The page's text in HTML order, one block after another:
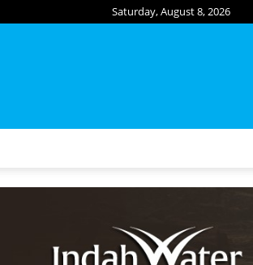
Saturday, August 8, 2026